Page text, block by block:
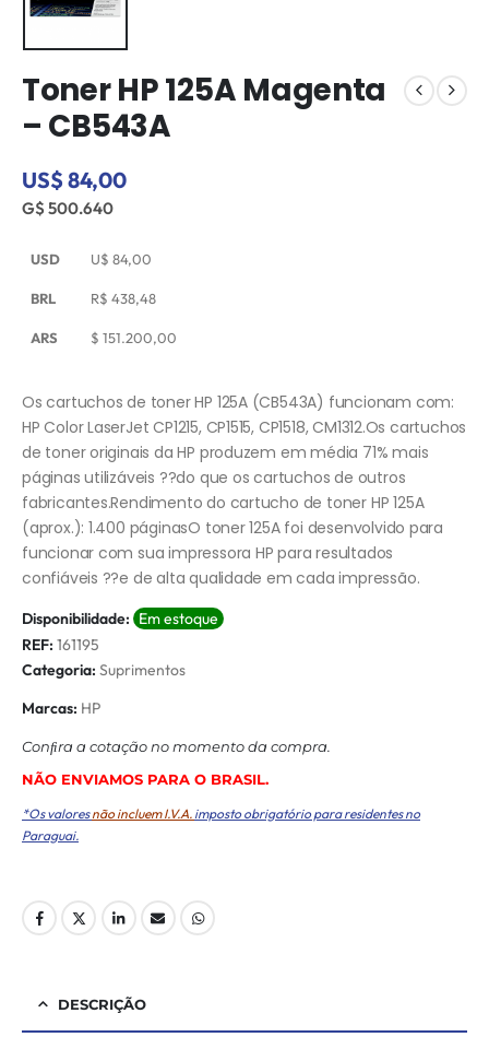
Toner HP 125A Magenta
– CB543A
US$ 84,00
G$ 500.640
USD U$ 84,00
BRL R$ 438,48
ARS $ 151.200,00
Os cartuchos de toner HP 125A (CB543A) funcionam com:
HP Color LaserJet CP1215, CP1515, CP1518, CM1312.Os cartuchos
de toner originais da HP produzem em média 71% mais
páginas utilizáveis ??do que os cartuchos de outros
fabricantes.Rendimento do cartucho de toner HP 125A
(aprox.): 1.400 páginasO toner 125A foi desenvolvido para
funcionar com sua impressora HP para resultados
confiáveis ??e de alta qualidade em cada impressão.
Disponibilidade: Em estoque
REF: 161195
Categoria: Suprimentos
Marcas: HP
Conﬁra a cotação no momento da compra.
NÃO ENVIAMOS PARA O BRASIL.
*Os valoresnão incluem I.V.A. imposto obrigatório para residentes no
Paraguai.
DESCRIÇÃO